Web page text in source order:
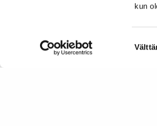
kun
valinta